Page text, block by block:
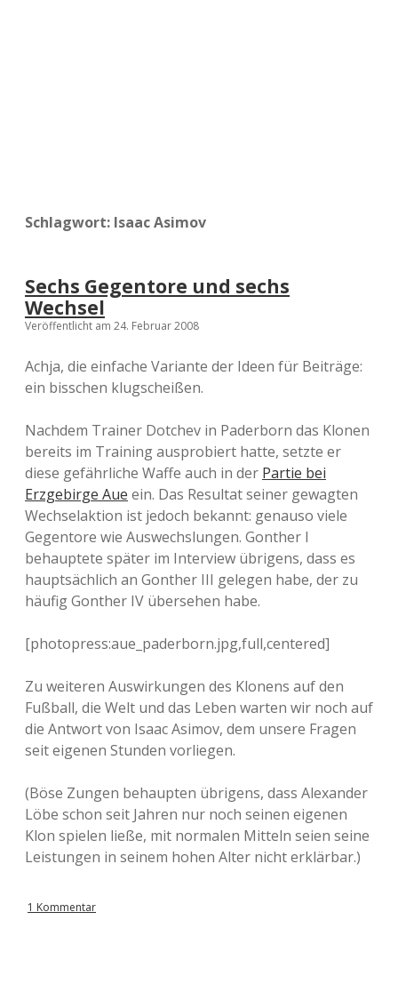
Schlagwort: Isaac Asimov
Sechs Gegentore und sechs
Wechsel
Veröffentlicht am 24. Februar 2008
Achja, die einfache Variante der Ideen für Beiträge:
ein bisschen klugscheißen.
Nachdem Trainer Dotchev in Paderborn das Klonen
bereits im Training ausprobiert hatte, setzte er
diese gefährliche Waffe auch in der Partie bei
Erzgebirge Aue ein. Das Resultat seiner gewagten
Wechselaktion ist jedoch bekannt: genauso viele
Gegentore wie Auswechslungen. Gonther I
behauptete später im Interview übrigens, dass es
hauptsächlich an Gonther III gelegen habe, der zu
häufig Gonther IV übersehen habe.
[photopress:aue_paderborn.jpg,full,centered]
Zu weiteren Auswirkungen des Klonens auf den
Fußball, die Welt und das Leben warten wir noch auf
die Antwort von Isaac Asimov, dem unsere Fragen
seit eigenen Stunden vorliegen.
(Böse Zungen behaupten übrigens, dass Alexander
Löbe schon seit Jahren nur noch seinen eigenen
Klon spielen ließe, mit normalen Mitteln seien seine
Leistungen in seinem hohen Alter nicht erklärbar.)
1 Kommentar